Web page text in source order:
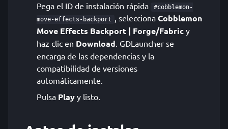
Pega el ID de instalación rápida
#cobblemon-
move-effects-backport , selecciona Cobblemon
Move Effects Backport | Forge/Fabric y
haz clic en Download. GDLauncher se
encarga de las dependencias y la
compatibilidad de versiones
automáticamente.
Pulsa Play y listo.